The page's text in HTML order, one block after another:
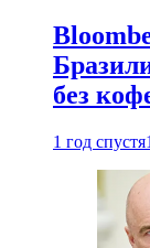
без
1 год спустя